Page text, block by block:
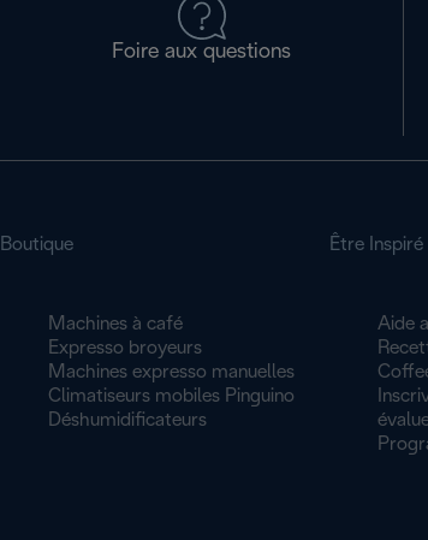
Foire aux questions
Boutique
Machines à café
Expresso broyeurs
Machines expresso manuelles
Climatiseurs mobiles Pinguino
Déshumidificateurs
Être Inspiré
Aide